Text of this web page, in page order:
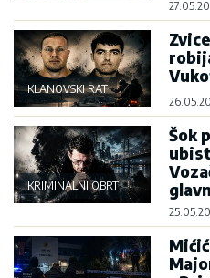
KLANOVSKI RAT
KRIMINALNI OBRT
Šok